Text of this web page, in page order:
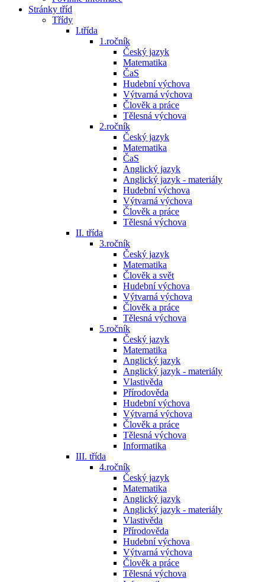
Stránky tříd
Třídy
I.třída
1.ročník
Český jazyk
Matematika
ČaS
Hudební výchova
Výtvarná výchova
Člověk a práce
Tělesná výchova
2.ročník
Český jazyk
Matematika
ČaS
Anglický jazyk
Anglický jazyk - materiály
Hudební výchova
Výtvarná výchova
Člověk a práce
Tělesná výchova
II. třída
3.ročník
Český jazyk
Matematika
Člověk a svět
Hudební výchova
Výtvarná výchova
Člověk a práce
Tělesná výchova
5.ročník
Český jazyk
Matematika
Anglický jazyk
Anglický jazyk - materiály
Vlastivěda
Přírodověda
Hudební výchova
Výtvarná výchova
Člověk a práce
Tělesná výchova
Informatika
III. třída
4.ročník
Český jazyk
Matematika
Anglický jazyk
Anglický jazyk - materiály
Vlastivěda
Přírodověda
Hudební výchova
Výtvarná výchova
Člověk a práce
Tělesná výchova